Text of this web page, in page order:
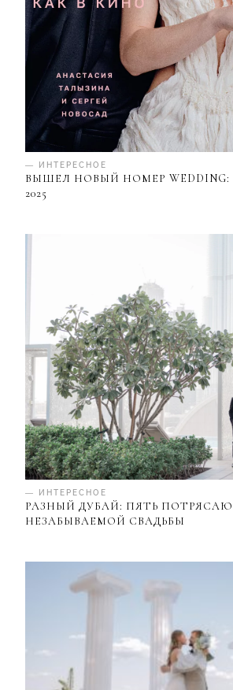
— ИНТЕРЕСНОЕ
ВЫШЕЛ НОВЫЙ НОМЕР WEDDING:
2025
— ИНТЕРЕСНОЕ
РАЗНЫЙ ДУБАЙ: ПЯТЬ
НЕЗАБЫВАЕМОЙ СВАДЬБЫ